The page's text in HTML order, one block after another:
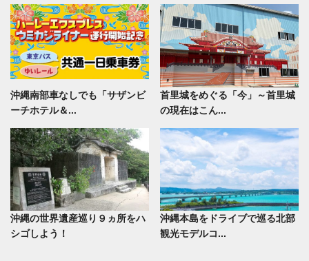
沖縄南部車なしでも「サザンビ
ーチホテル＆...
首里城をめぐる「今」～首里城
の現在はこん...
沖縄の世界遺産巡り９ヵ所をハ
シゴしよう！
沖縄本島をドライブで巡る北部
観光モデルコ...